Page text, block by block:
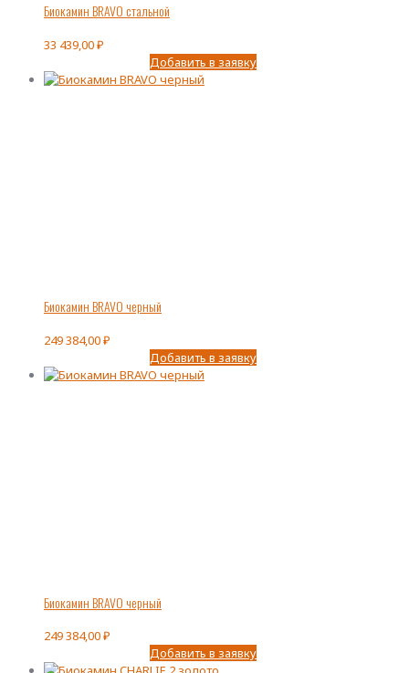
Биокамин BRAVO стальной
33 439,00₽
Добавить в заявку
Биокамин BRAVO черный
249 384,00₽
Добавить в заявку
Биокамин BRAVO черный
249 384,00₽
Добавить в заявку